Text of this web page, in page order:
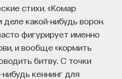
стихи. «Комар
какой-нибудь ворон.
фигурирует именно
и вообще «кормить
битву. С точки
кеннинг для